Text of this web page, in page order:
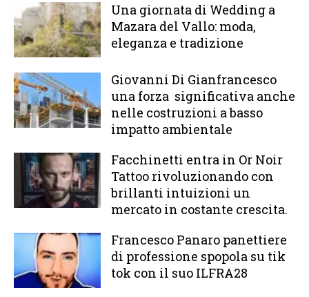
Una giornata di Wedding a
Mazara del Vallo: moda,
eleganza e tradizione
Giovanni Di Gianfrancesco
una forza significativa anche
nelle costruzioni a basso
impatto ambientale
Facchinetti entra in Or Noir
Tattoo rivoluzionando con
brillanti intuizioni un
mercato in costante crescita.
Francesco Panaro panettiere
di professione spopola su tik
tok con il suo ILFRA28